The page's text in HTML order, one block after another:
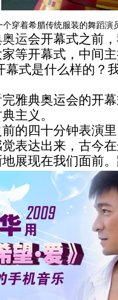
个穿着希腊传统服装的舞蹈演
运会开幕式之前
等开幕式，中间
幕式是什么样的？
典奥运会的开幕
主义。
四十分钟表演里
表达出来，古今
展现在我们面前。